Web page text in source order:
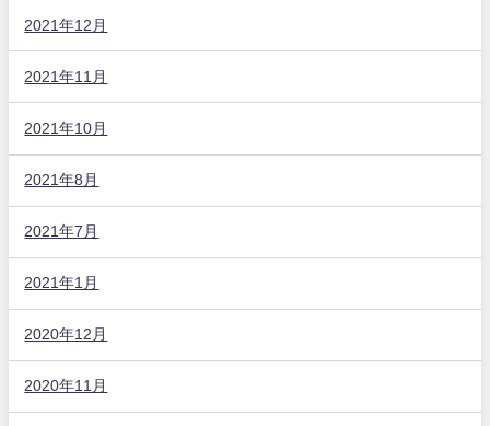
2021年12月
2021年11月
2021年10月
2021年8月
2021年7月
2021年1月
2020年12月
2020年11月